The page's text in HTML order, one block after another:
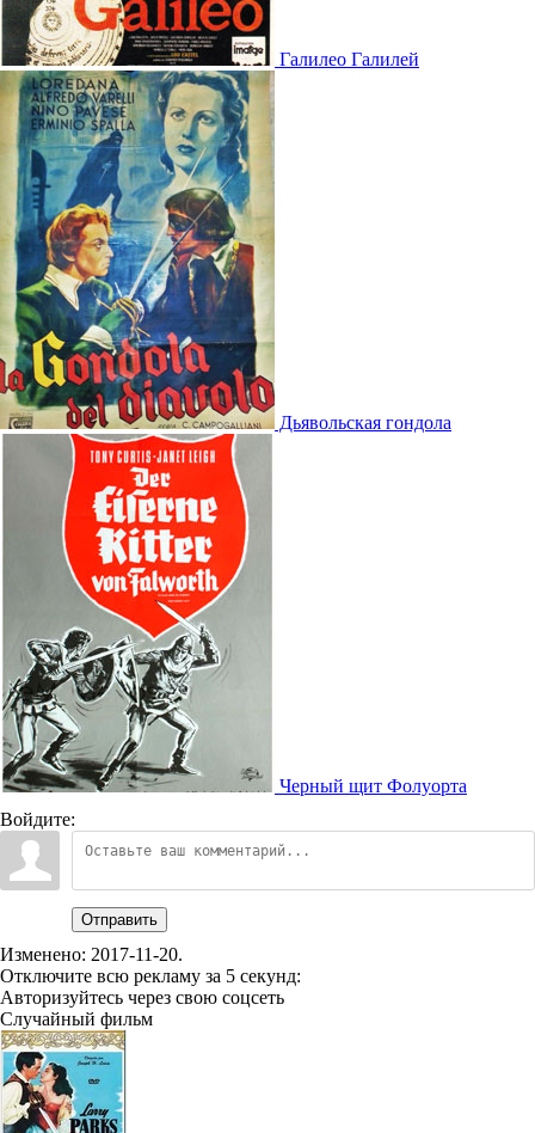
Галилео Галилей
Дьявольская гондола
Черный щит Фолуорта
Войдите:
Отправить
Изменено: 2017-11-20.
Отключите всю рекламу за 5 секунд:
Авторизуйтесь через свою соцсеть
Случайный фильм